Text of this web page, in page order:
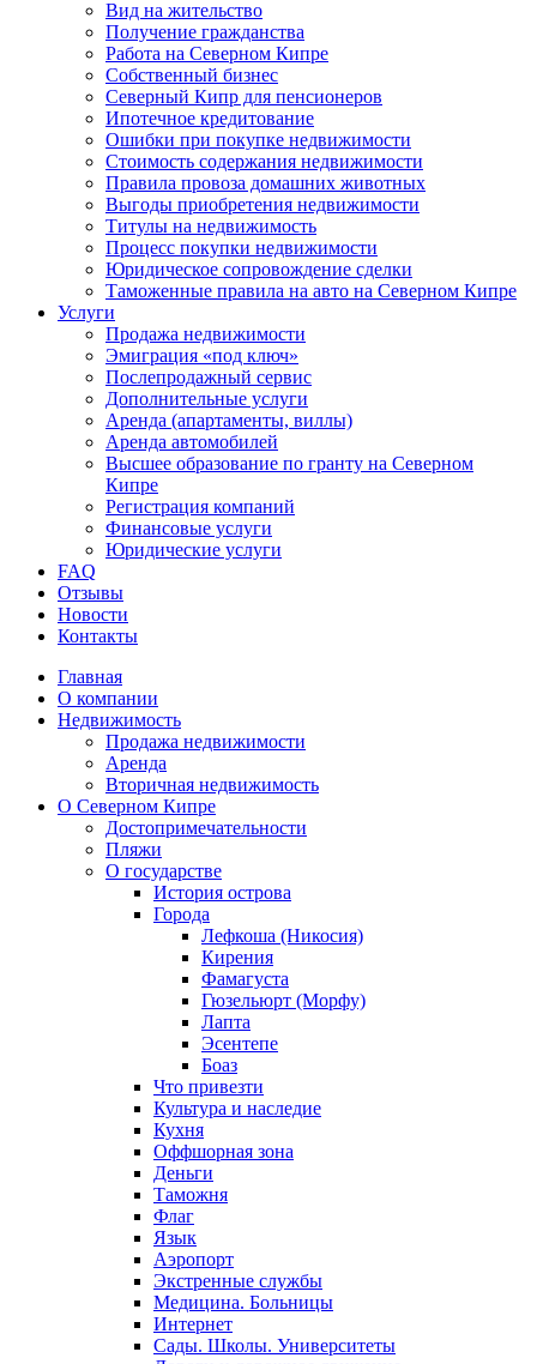
Вид на жительство
Получение гражданства
Работа на Северном Кипре
Собственный бизнес
Северный Кипр для пенсионеров
Ипотечное кредитование
Ошибки при покупке недвижимости
Стоимость содержания недвижимости
Правила провоза домашних животных
Выгоды приобретения недвижимости
Титулы на недвижимость
Процесс покупки недвижимости
Юридическое сопровождение сделки
Таможенные правила на авто на Северном Кипре
Услуги
Продажа недвижимости
Эмиграция «под ключ»
Послепродажный сервис
Дополнительные услуги
Аренда (апартаменты, виллы)
Аренда автомобилей
Высшее образование по гранту на Северном
Кипре
Регистрация компаний
Финансовые услуги
Юридические услуги
FAQ
Отзывы
Новости
Контакты
Главная
О компании
Недвижимость
Продажа недвижимости
Аренда
Вторичная недвижимость
О Северном Кипре
Достопримечательности
Пляжи
О государстве
История острова
Города
Лефкоша (Никосия)
Кирения
Фамагуста
Гюзельюрт (Морфу)
Лапта
Эсентепе
Боаз
Что привезти
Культура и наследие
Кухня
Оффшорная зона
Деньги
Таможня
Флаг
Язык
Аэропорт
Экстренные службы
Медицина. Больницы
Интернет
Сады. Школы. Университеты